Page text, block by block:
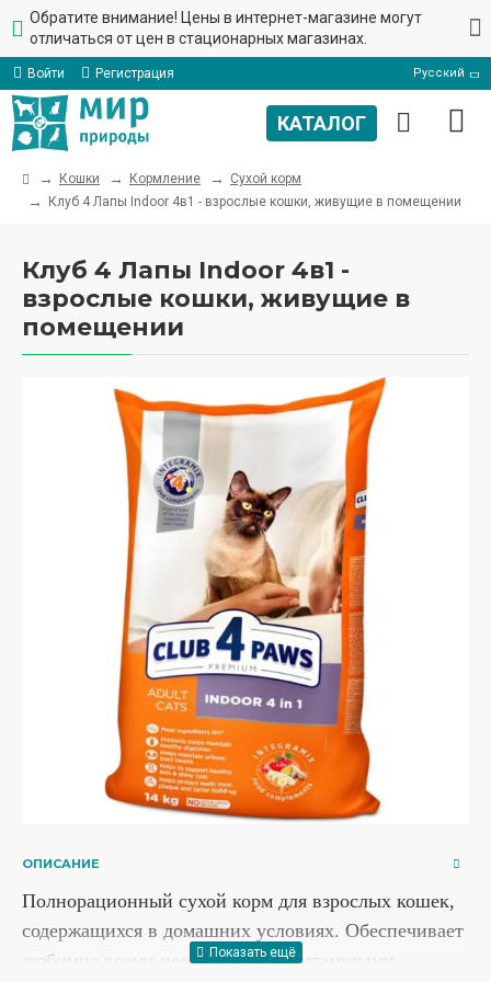
Обратите внимание! Цены в интернет-магазине могут
отличаться от цен в стационарных магазинах.
Войти Регистрация Русский
Кошки Кормление
Сухой корм
Клуб 4 Лапы Indoor 4в1 - взрослые кошки, живущие в помещении
Клуб 4 Лапы Indoor 4в1 -
взрослые кошки, живущие в
помещении
ОПИСАНИЕ
Полнорационный сухой корм для взрослых кошек,
содержащихся в домашних условиях. Обеспечивает
любимца всеми необходимыми витаминами,